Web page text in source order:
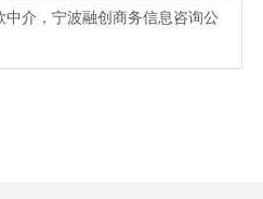
介，宁波融创商务信息咨询公